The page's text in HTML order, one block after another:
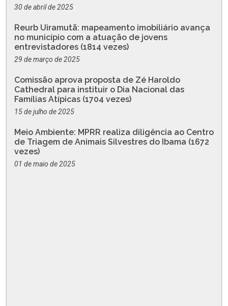
30 de abril de 2025
Reurb Uiramutã: mapeamento imobiliário avança
no município com a atuação de jovens
entrevistadores (1814 vezes)
29 de março de 2025
Comissão aprova proposta de Zé Haroldo
Cathedral para instituir o Dia Nacional das
Famílias Atípicas (1704 vezes)
15 de julho de 2025
Meio Ambiente: MPRR realiza diligência ao Centro
de Triagem de Animais Silvestres do Ibama (1672
vezes)
01 de maio de 2025